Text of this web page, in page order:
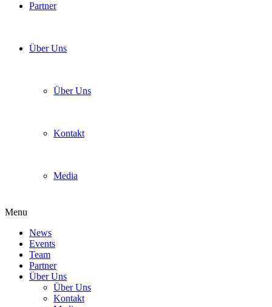
Partner
Über Uns
Über Uns
Kontakt
Media
Menu
News
Events
Team
Partner
Über Uns
Über Uns
Kontakt